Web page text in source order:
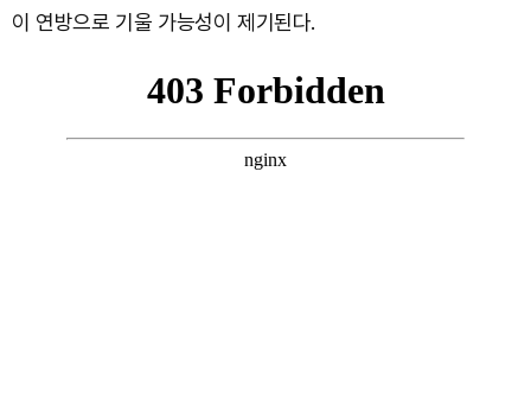
이 연방으로 기울 가능성이 제기된다.